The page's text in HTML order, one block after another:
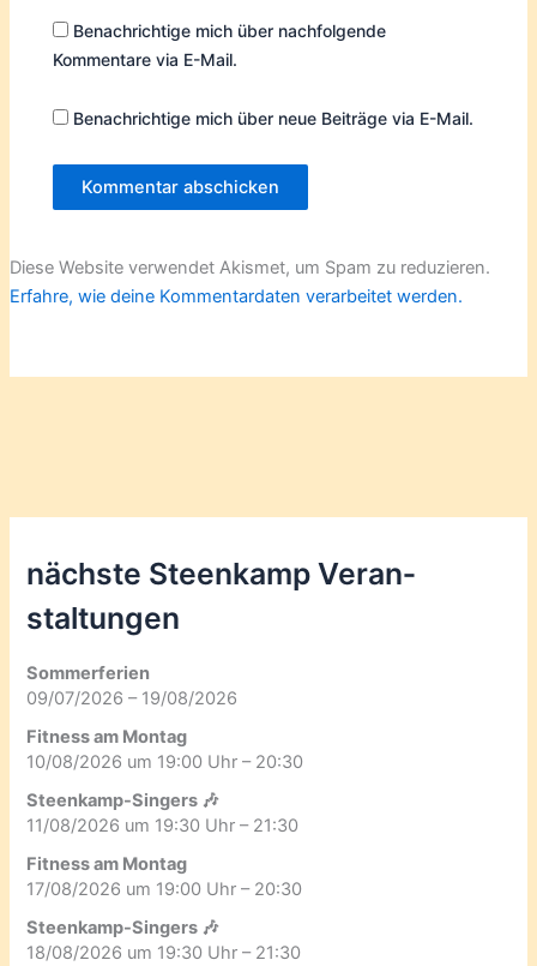
Benachrichtige mich über nachfolgende
Kommentare via E-Mail.
Benachrichtige mich über neue Beiträge via E-Mail.
Diese Website verwendet Akismet, um Spam zu reduzieren.
Erfahre, wie deine Kommentardaten verarbeitet werden.
nächste Steenkamp Veran­
staltungen
Sommerferien
09/07/2026 – 19/08/2026
Fitness am Montag
10/08/2026 um 19:00 Uhr – 20:30
Steenkamp-Singers 🎶
11/08/2026 um 19:30 Uhr – 21:30
Fitness am Montag
17/08/2026 um 19:00 Uhr – 20:30
Steenkamp-Singers 🎶
18/08/2026 um 19:30 Uhr – 21:30